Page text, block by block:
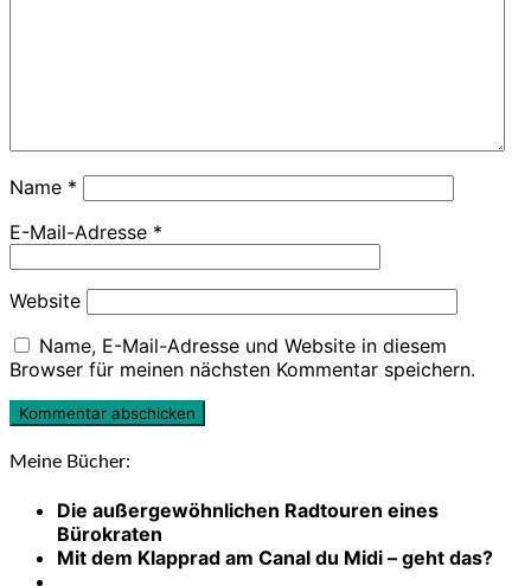
Name *
E-Mail-Adresse *
Website
Name, E-Mail-Adresse und Website in diesem
Browser für meinen nächsten Kommentar speichern.
Meine Bücher:
Die außergewöhnlichen Radtouren eines
Bürokraten
Mit dem Klapprad am Canal du Midi – geht das?